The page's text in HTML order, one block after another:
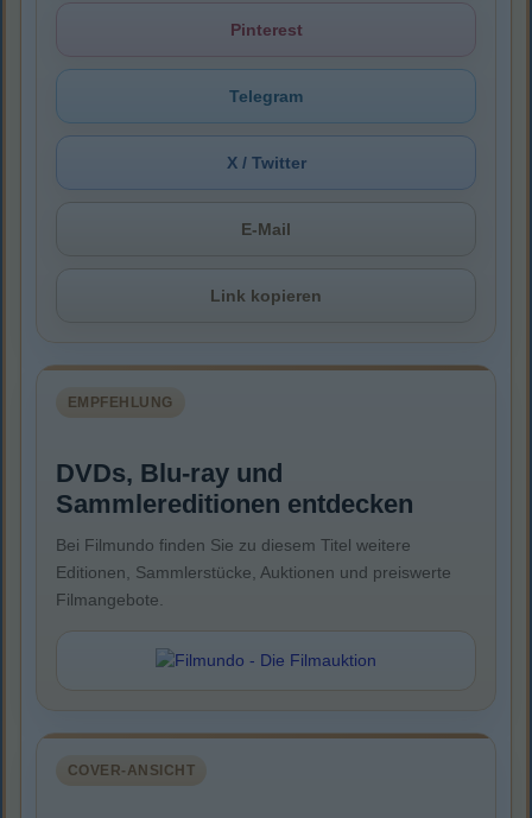
Pinterest
Telegram
X / Twitter
E-Mail
Link kopieren
EMPFEHLUNG
DVDs, Blu-ray und
Sammlereditionen entdecken
Bei Filmundo finden Sie zu diesem Titel weitere
Editionen, Sammlerstücke, Auktionen und preiswerte
Filmangebote.
COVER-ANSICHT